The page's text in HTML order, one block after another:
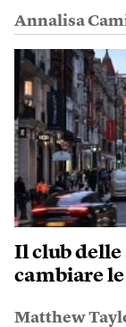
Annalisa
Il club delle
cambiare le
Matthew